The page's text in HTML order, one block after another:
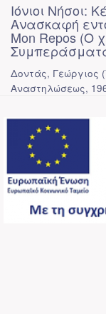
Ιόνιοι Νήσοι:
Ανασκαφή
Mon Repos (Ο
Δοντάς, Γεώργιος (
Αναστηλώσεως,